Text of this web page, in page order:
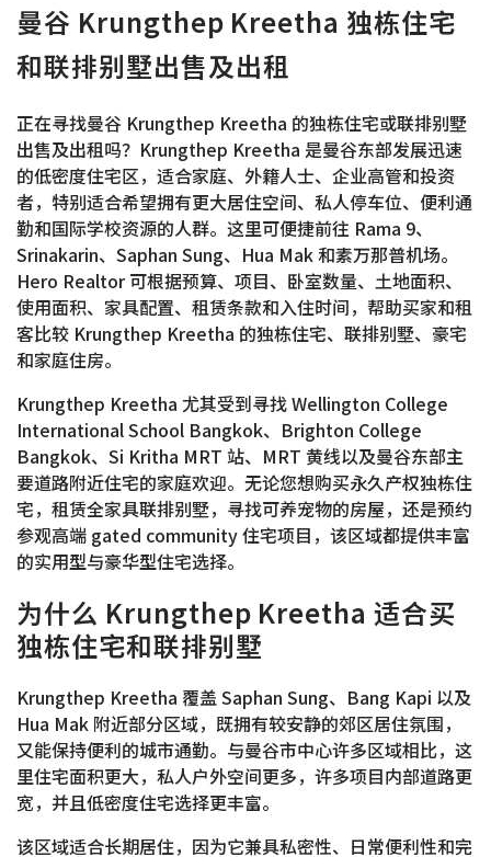
曼谷 Krungthep Kreetha 独栋住宅
和联排别墅出售及出租
正在寻找曼谷 Krungthep Kreetha 的独栋住宅或联排别墅
出售及出租吗？Krungthep Kreetha 是曼谷东部发展迅速
的低密度住宅区，适合家庭、外籍人士、企业高管和投资
者，特别适合希望拥有更大居住空间、私人停车位、便利通
勤和国际学校资源的人群。这里可便捷前往 Rama 9、
Srinakarin、Saphan Sung、Hua Mak 和素万那普机场。
Hero Realtor 可根据预算、项目、卧室数量、土地面积、
使用面积、家具配置、租赁条款和入住时间，帮助买家和租
客比较 Krungthep Kreetha 的独栋住宅、联排别墅、豪宅
和家庭住房。
Krungthep Kreetha 尤其受到寻找 Wellington College
International School Bangkok、Brighton College
Bangkok、Si Kritha MRT 站、MRT 黄线以及曼谷东部主
要道路附近住宅的家庭欢迎。无论您想购买永久产权独栋住
宅，租赁全家具联排别墅，寻找可养宠物的房屋，还是预约
参观高端 gated community 住宅项目，该区域都提供丰富
的实用型与豪华型住宅选择。
为什么 Krungthep Kreetha 适合买
独栋住宅和联排别墅
Krungthep Kreetha 覆盖 Saphan Sung、Bang Kapi 以及
Hua Mak 附近部分区域，既拥有较安静的郊区居住氛围，
又能保持便利的城市通勤。与曼谷市中心许多区域相比，这
里住宅面积更大，私人户外空间更多，许多项目内部道路更
宽，并且低密度住宅选择更丰富。
该区域适合长期居住，因为它兼具私密性、日常便利性和完